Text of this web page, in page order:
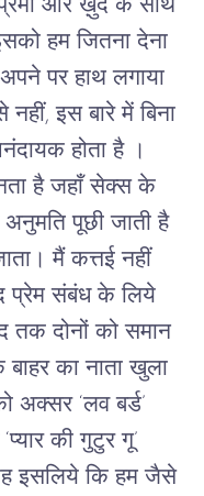
और ख़ुद के साथ
हम जितना देना
पर हाथ लगाया
इस बारे में बिना
होता है ।
है जहाँ सेक्स के
पूछी जाती है
मैं कत्तई नहीं
प्रेम संबंध के लिये
तक दोनों को समान
का नाता खुला
अक्सर ‘लव बर्ड’
की गुटुर गू’
इसलिये कि हम जैसे